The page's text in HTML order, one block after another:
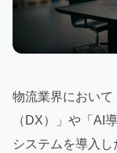
物流業界におい
（DX）」や「AI
システムを導入